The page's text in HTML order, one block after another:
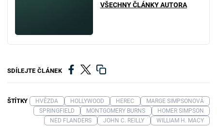
VŠECHNY ČLÁNKY AUTORA
SDÍLEJTE ČLÁNEK
ŠTÍTKY HVĚZDA HOLLYWOOD HEREC
MARGE SIMPSONOVÁ
SPRINGFIELD
MONTGOMERY BURNS
HOMER SIMPSON
NED FLANDERS
JOHN C. REILLY WILLIAM H. MACY